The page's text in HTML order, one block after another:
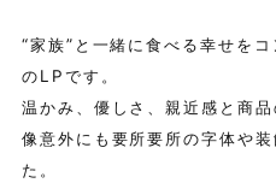
“家族”と一緒に食べる幸せを
のLPです。
温かみ、優しさ、親近感と商
像意外にも要所要所の字体や
た。